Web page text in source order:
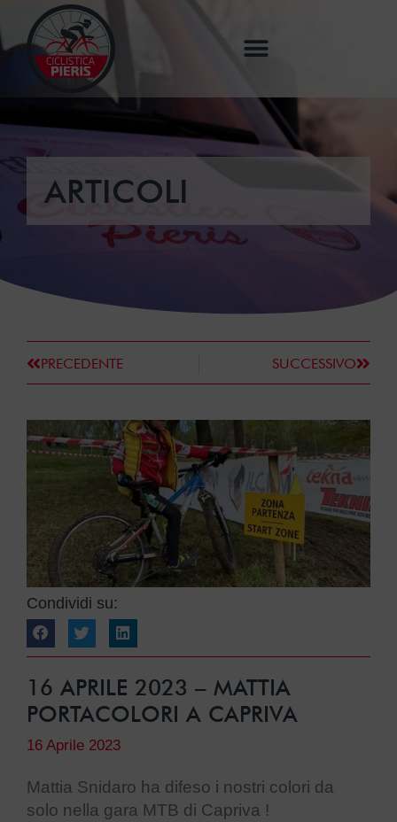
ARTICOLI
PRECEDENTE SUCCESSIVO
Condividi su:
16 APRILE 2023 – MATTIA
PORTACOLORI A CAPRIVA
16 Aprile 2023
Mattia Snidaro ha difeso i nostri colori da
solo nella gara MTB di Capriva !